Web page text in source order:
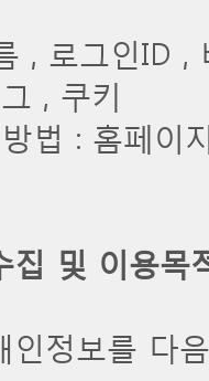
, 로그인ID ,
, 쿠키
법 : 홈페이
집 및 이용목
인정보를 다